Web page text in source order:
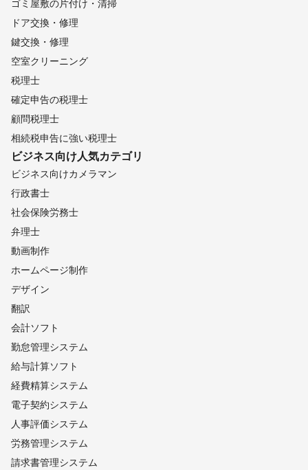
ゴミ屋敷の片付け・清掃
ドア交換・修理
鍵交換・修理
空室クリーニング
税理士
確定申告の税理士
顧問税理士
相続税申告に強い税理士
ビジネス向け人気カテゴリ
ビジネス向けカメラマン
行政書士
社会保険労務士
弁理士
動画制作
ホームページ制作
デザイン
翻訳
会計ソフト
勤怠管理システム
給与計算ソフト
経費精算システム
電子契約システム
人事評価システム
労務管理システム
請求書管理システム